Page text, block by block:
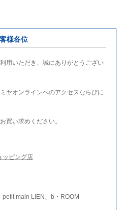
様各位
用いただき、誠にありがとうござい
ヤオンラインへのアクセスならびに
買い求めください。
ッピング店
main LIEN、b・ROOM